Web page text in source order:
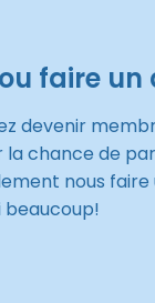
faire un
devenir
chance de
nous
beaucoup!